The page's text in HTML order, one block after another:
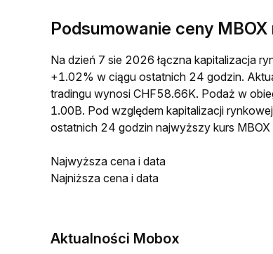
Podsumowanie ceny MBOX
Na dzień 7 sie 2026 łączna kapitalizacja
+1.02% w ciągu ostatnich 24 godzin.
tradingu wynosi CHF58.66K. Podaż w
1.00B. Pod względem kapitalizacji
ostatnich 24 godzin najwyższy kurs
Najwyższa cena i data
Najniższa cena i data
Aktualności Mobox